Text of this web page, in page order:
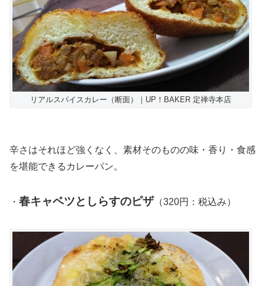
リアルスパイスカレー（断面）｜UP！BAKER 定禅寺本店
辛さはそれほど強くなく、素材そのものの味・香り・食感
を堪能できるカレーパン。
・ 春キャベツとしらすのピザ （320円：税込み）